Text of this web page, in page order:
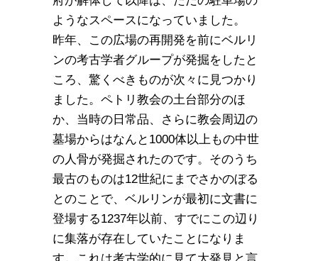
ようなスペースになっていました。
昨年、この広場の再開発を前にベルリ
ンの考古学者グループが発掘をしたと
ころ、驚くべきものが次々に見つかり
ました。ペトリ教会の土台部分のほ
か、当時の日常品、さらに教会周辺の
墓場からはなんと1000体以上もの中世
の人骨が発掘されたのです。そのうち
最古のものは12世紀にまでさかのぼる
とのことで、ベルリンが最初に文書に
登場する1237年以前、すでにこの辺り
に集落が存在していたことになりま